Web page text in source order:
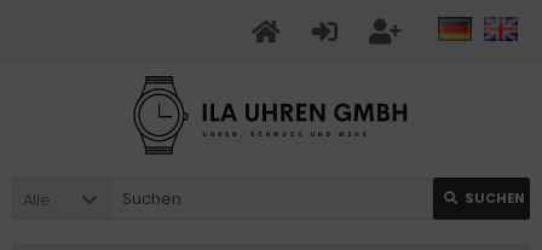
Alle SUCHEN